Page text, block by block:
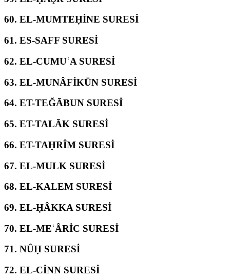
60. EL-MUMTEḤİNE SURESİ
61. ES-SAFF SURESİ
62. EL-CUMUʿA SURESİ
63. EL-MUNÂFİKŪN SURESİ
64. ET-TEĞĀBUN SURESİ
65. ET-TALĀK SURESİ
66. ET-TAḤRÎM SURESİ
67. EL-MULK SURESİ
68. EL-KALEM SURESİ
69. EL-ḤÂKKA SURESİ
70. EL-MEʿÂRİC SURESİ
71. NÛḤ SURESİ
72. EL-CİNN SURESİ